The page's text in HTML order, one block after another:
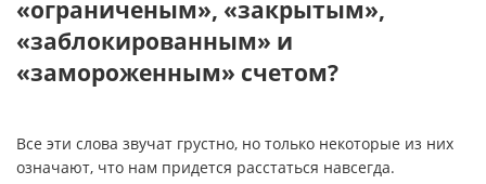
«ограниченым», «закрытым»,
«заблокированным» и
«замороженным» счетом?
Все эти слова звучат грустно, но только некоторые из них
означают, что нам придется расстаться навсегда.